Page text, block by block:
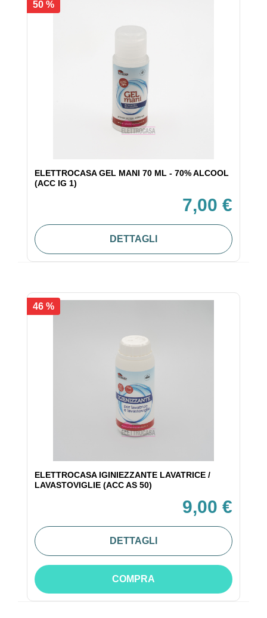
50 %
ELETTROCASA GEL MANI 70 ML - 70% ALCOOL
(ACC IG 1)
7,00 €
DETTAGLI
46 %
ELETTROCASA IGINIEZZANTE LAVATRICE /
LAVASTOVIGLIE (ACC AS 50)
9,00 €
DETTAGLI
COMPRA